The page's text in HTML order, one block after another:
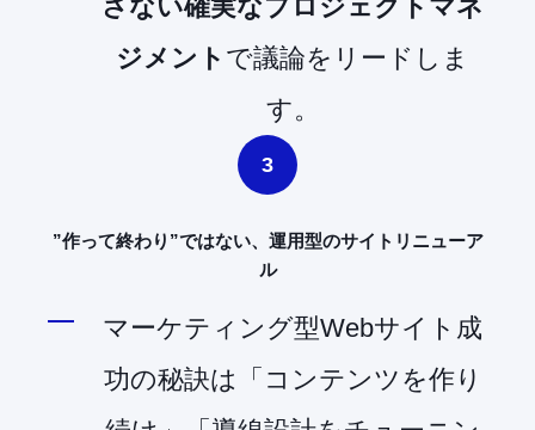
さない確実なプロジェクトマネ
ジメント で議論をリードしま
す。
3
”作って終わり”ではない、運用型のサイトリニューア
ル
マーケティング型Webサイト成
功の秘訣は「コンテンツを作り